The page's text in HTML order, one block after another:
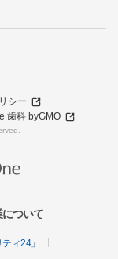
シー
歯科 byGMO
ついて
ィ24」